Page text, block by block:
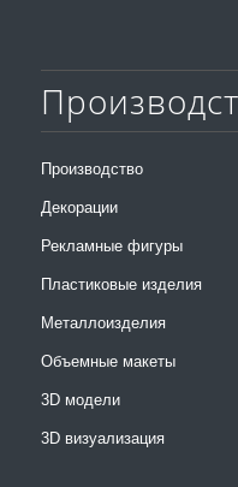
Производство
Декорации
Рекламные фигуры
Пластиковые изделия
Металлоизделия
Объемные макеты
3D модели
3D визуализация